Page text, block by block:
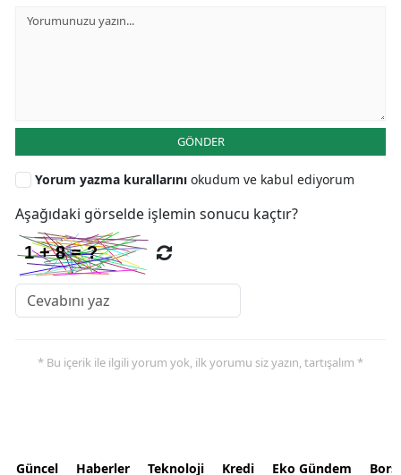
GÖNDER
Yorum yazma kurallarını okudum ve kabul ediyorum
Aşağıdaki görselde işlemin sonucu kaçtır?
* Bu içerik ile ilgili yorum yok, ilk yorumu siz yazın, tartışalım *
Güncel Haberler Teknoloji Kredi Eko Gündem